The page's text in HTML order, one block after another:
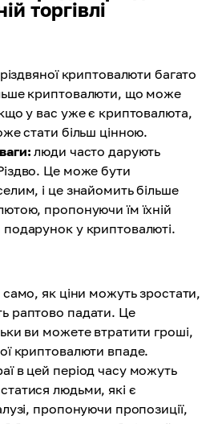
торгівлі
криптовалюти багато
криптовалюти, що може
у вас уже є криптовалюта,
стати більш цінною.
люди часто дарують
Це може бути
і це знайомить більше
пропонуючи їм їхній
у криптовалюті.
само, як ціни можуть зростати,
раптово падати. Це
ви можете втратити гроші,
криптовалюти впаде.
в цей період часу можуть
людьми, які є
пропонуючи пропозиції,